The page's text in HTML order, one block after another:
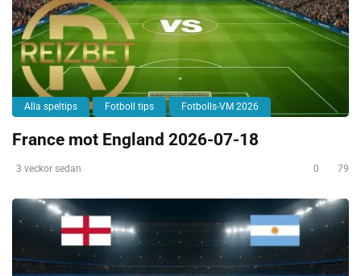
Alla speltips Fotboll tips Fotbolls-VM 2026
France mot England 2026-07-18
3 veckor sedan 0 79